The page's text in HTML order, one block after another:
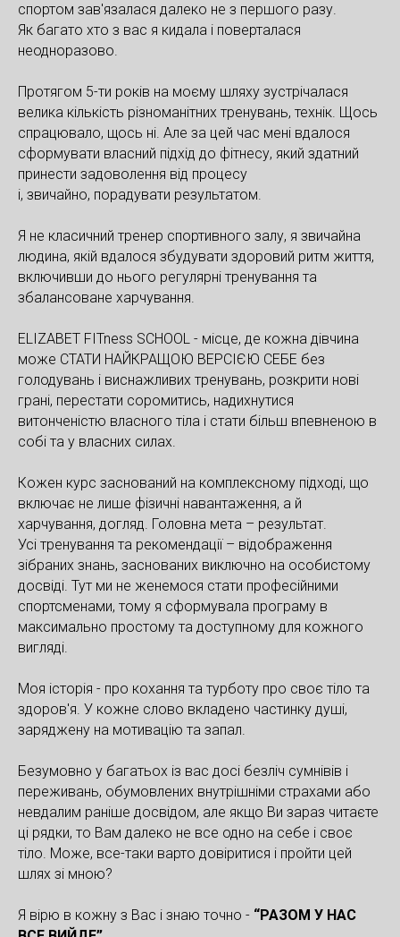
спортом зав'язалася далеко не з першого разу.
Як багато хто з вас я кидала і поверталася
неодноразово.
Протягом 5-ти років на моєму шляху зустрічалася
велика кількість різноманітних тренувань, технік. Щось
спрацювало, щось ні. Але за цей час мені вдалося
сформувати власний підхід до фітнесу, який здатний
принести задоволення від процесу
і, звичайно, порадувати результатом.
Я не класичний тренер спортивного залу, я звичайна
людина, якій вдалося збудувати здоровий ритм життя,
включивши до нього регулярні тренування та
збалансоване харчування.
ELIZABET FITness SCHOOL - місце, де кожна дівчина
може СТАТИ НАЙКРАЩОЮ ВЕРСІЄЮ СЕБЕ без
голодувань і виснажливих тренувань, розкрити нові
грані, перестати соромитись, надихнутися
витонченістю власного тіла і стати більш впевненою в
собі та у власних силах.
Кожен курс заснований на комплексному підході, що
включає не лише фізичні навантаження, а й
харчування, догляд. Головна мета – результат.
Усі тренування та рекомендації – відображення
зібраних знань, заснованих виключно на особистому
досвіді. Тут ми не женемося стати професійними
спортсменами, тому я сформувала програму в
максимально простому та доступному для кожного
вигляді.
Моя історія - про кохання та турботу про своє тіло та
здоров'я. У кожне слово вкладено частинку душі,
заряджену на мотивацію та запал.
Безумовно у багатьох із вас досі безліч сумнівів і
переживань, обумовлених внутрішніми страхами або
невдалим раніше досвідом, але якщо Ви зараз читаєте
ці рядки, то Вам далеко не все одно на себе і своє
тіло. Може, все-таки варто довіритися і пройти цей
шлях зі мною?
Я вірю в кожну з Вас і знаю точно - “РАЗОМ У НАС